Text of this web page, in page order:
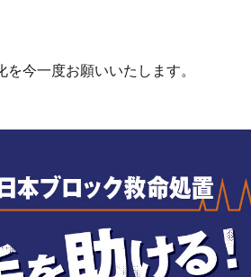
今一度お願いいたします。